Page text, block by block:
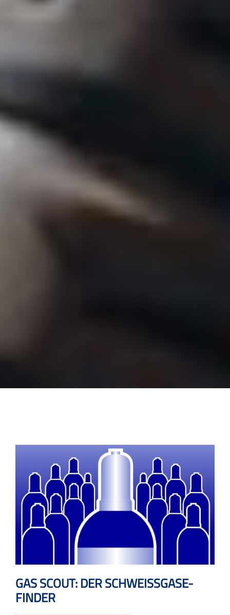
GAS SCOUT: DER SCHWEISSGASE-
FINDER